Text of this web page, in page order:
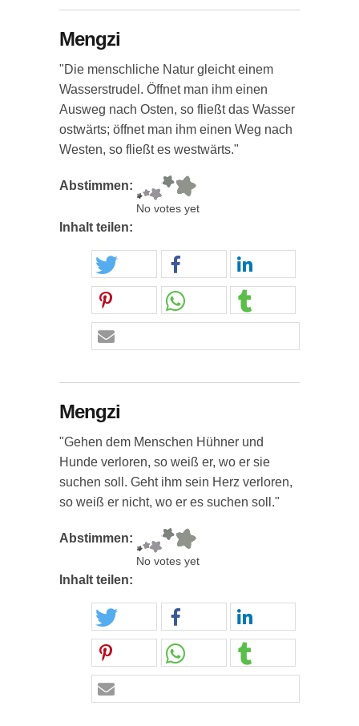
Mengzi
"Die menschliche Natur gleicht einem
Wasserstrudel. Öffnet man ihm einen
Ausweg nach Osten, so fließt das Wasser
ostwärts; öffnet man ihm einen Weg nach
Westen, so fließt es westwärts."
Abstimmen:
No votes yet
Inhalt teilen:
Mengzi
"Gehen dem Menschen Hühner und
Hunde verloren, so weiß er, wo er sie
suchen soll. Geht ihm sein Herz verloren,
so weiß er nicht, wo er es suchen soll."
Abstimmen:
No votes yet
Inhalt teilen: